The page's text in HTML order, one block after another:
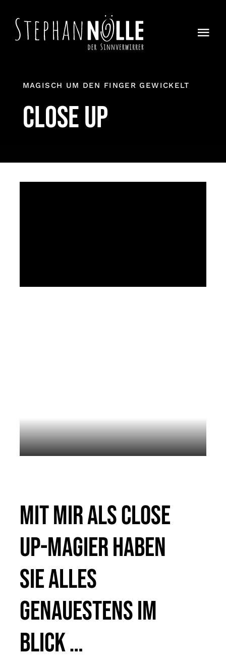
Inhalt
springen
MAGISCH UM DEN FINGER GEWICKELT
Close up
Mit mir als Close
Up-Magier haben
Sie alles
genauestens im
Blick …